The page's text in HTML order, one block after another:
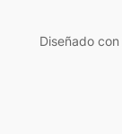
Diseñado con